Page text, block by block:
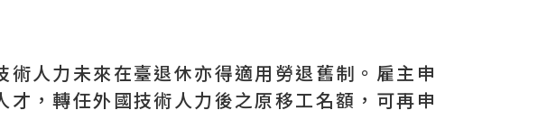
人力未來在臺退休亦得適用勞退舊制。雇主申
，轉任外國技術人力後之原移工名額，可再申